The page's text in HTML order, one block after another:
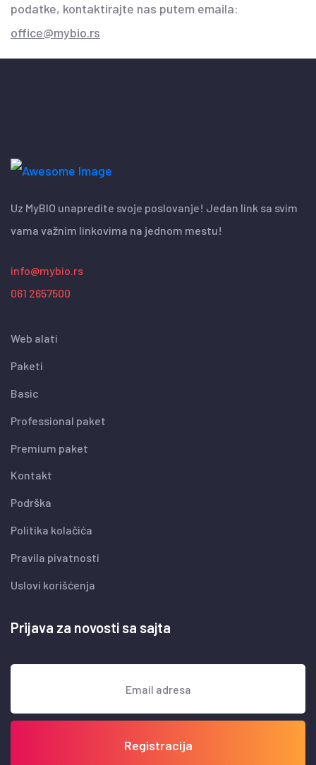
podatke, kontaktirajte nas putem emaila:
office@mybio.rs
Uz MyBIO unapredite svoje poslovanje! Jedan link sa svim
vama važnim linkovima na jednom mestu!
info@mybio.rs
061 2657500
Web alati
Paketi
Basic
Professional paket
Premium paket
Kontakt
Podrška
Politika kolačića
Pravila pivatnosti
Uslovi korišćenja
Prijava za novosti sa sajta
Registracija